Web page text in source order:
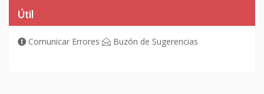
Útil
Comunicar Errores Buzón de Sugerencias